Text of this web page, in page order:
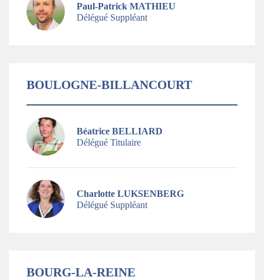
Paul-Patrick MATHIEU
Délégué Suppléant
BOULOGNE-BILLANCOURT
Béatrice BELLIARD
Délégué Titulaire
Charlotte LUKSENBERG
Délégué Suppléant
BOURG-LA-REINE